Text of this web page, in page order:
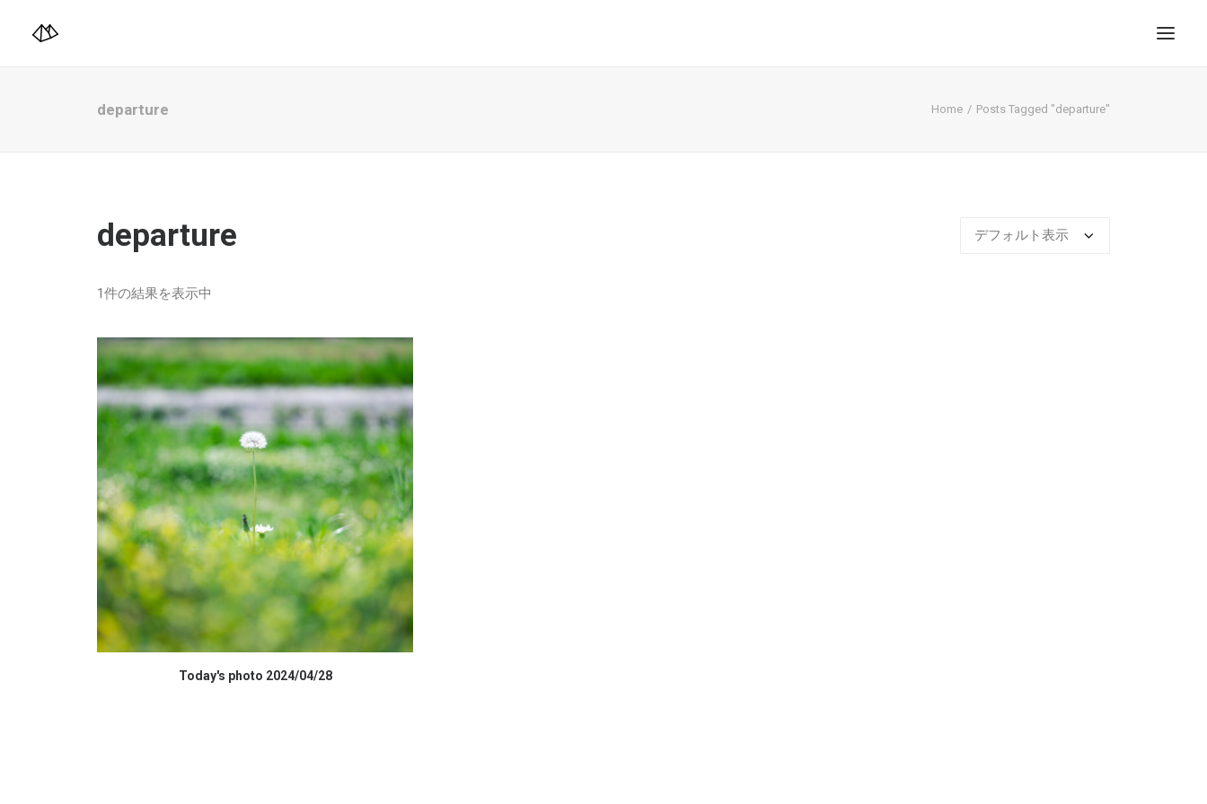
departure Home Posts Tagged "departure"
departure
1件の結果を表示中
データを購入 BUY DATA
Today's photo 2024/04/28